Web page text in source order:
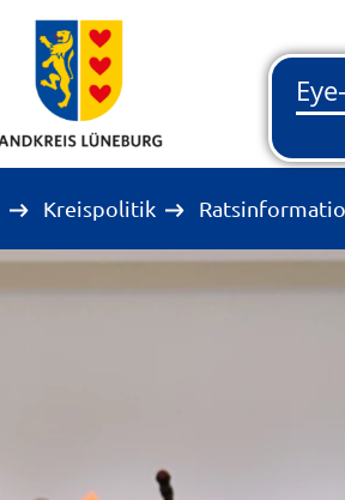
Kreispolitik